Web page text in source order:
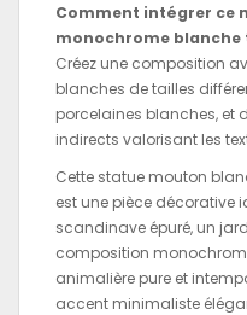
Comment intégrer ce
monochrome blanche
Créez une composition
blanches de tailles
porcelaines blanches, et
indirects valorisant les
Cette statue mouton
est une pièce décorative
scandinave épuré, un
composition
animalière pure et
accent minimaliste